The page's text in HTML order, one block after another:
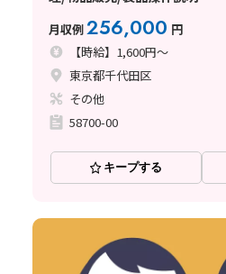
月収例256,000 円
【時給】1,600円～
東京都千代田区
その他
58700-00
キープする